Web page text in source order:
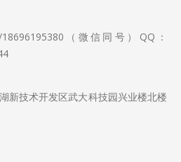
（微信同号）QQ：
新技术开发区武大科技园兴业楼北楼